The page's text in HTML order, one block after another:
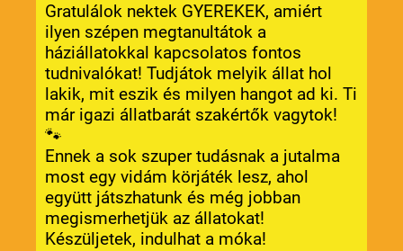
Gratulálok nektek GYEREKEK, amiért
ilyen szépen megtanultátok a
háziállatokkal kapcsolatos fontos
tudnivalókat! Tudjátok melyik állat hol
lakik, mit eszik és milyen hangot ad ki. Ti
már igazi állatbarát szakértők vagytok!
🐾
Ennek a sok szuper tudásnak a jutalma
most egy vidám körjáték lesz, ahol
együtt játszhatunk és még jobban
megismerhetjük az állatokat!
Készüljetek, indulhat a móka!